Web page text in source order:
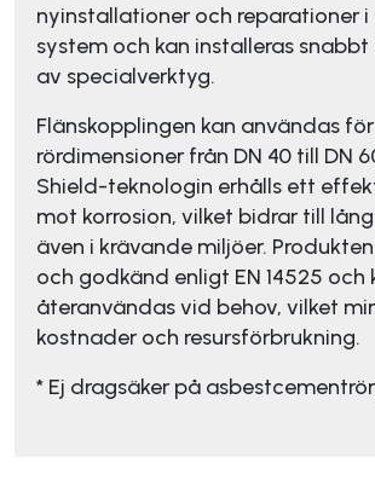
nyinstallationer och reparationer
system och kan installeras
av specialverktyg.
Flänskopplingen kan användas för
rördimensioner från DN 40 till DN
Shield-teknologin erhålls ett
mot korrosion, vilket bidrar till
även i krävande miljöer.
och godkänd enligt EN 14525 och
återanvändas vid behov, vilket
kostnader och resursförbrukning.
* Ej dragsäker på